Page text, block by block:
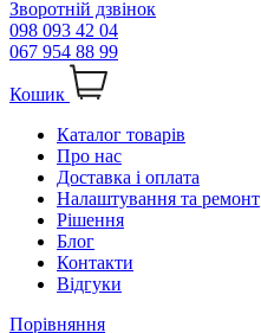
Зворотній дзвінок
098 093 42 04
067 954 88 99
Кошик
Каталог товарів
Про нас
Доставка і оплата
Налаштування та ремонт
Рішення
Блог
Контакти
Відгуки
Порівняння